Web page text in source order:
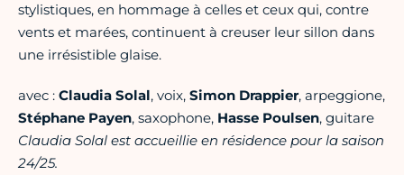
stylistiques, en hommage à celles et ceux qui, contre
vents et marées, continuent à creuser leur sillon dans
une irrésistible glaise.
avec : Claudia Solal, voix, Simon Drappier, arpeggione,
Stéphane Payen, saxophone, Hasse Poulsen, guitare
Claudia Solal est accueillie en résidence pour la saison
24/25.